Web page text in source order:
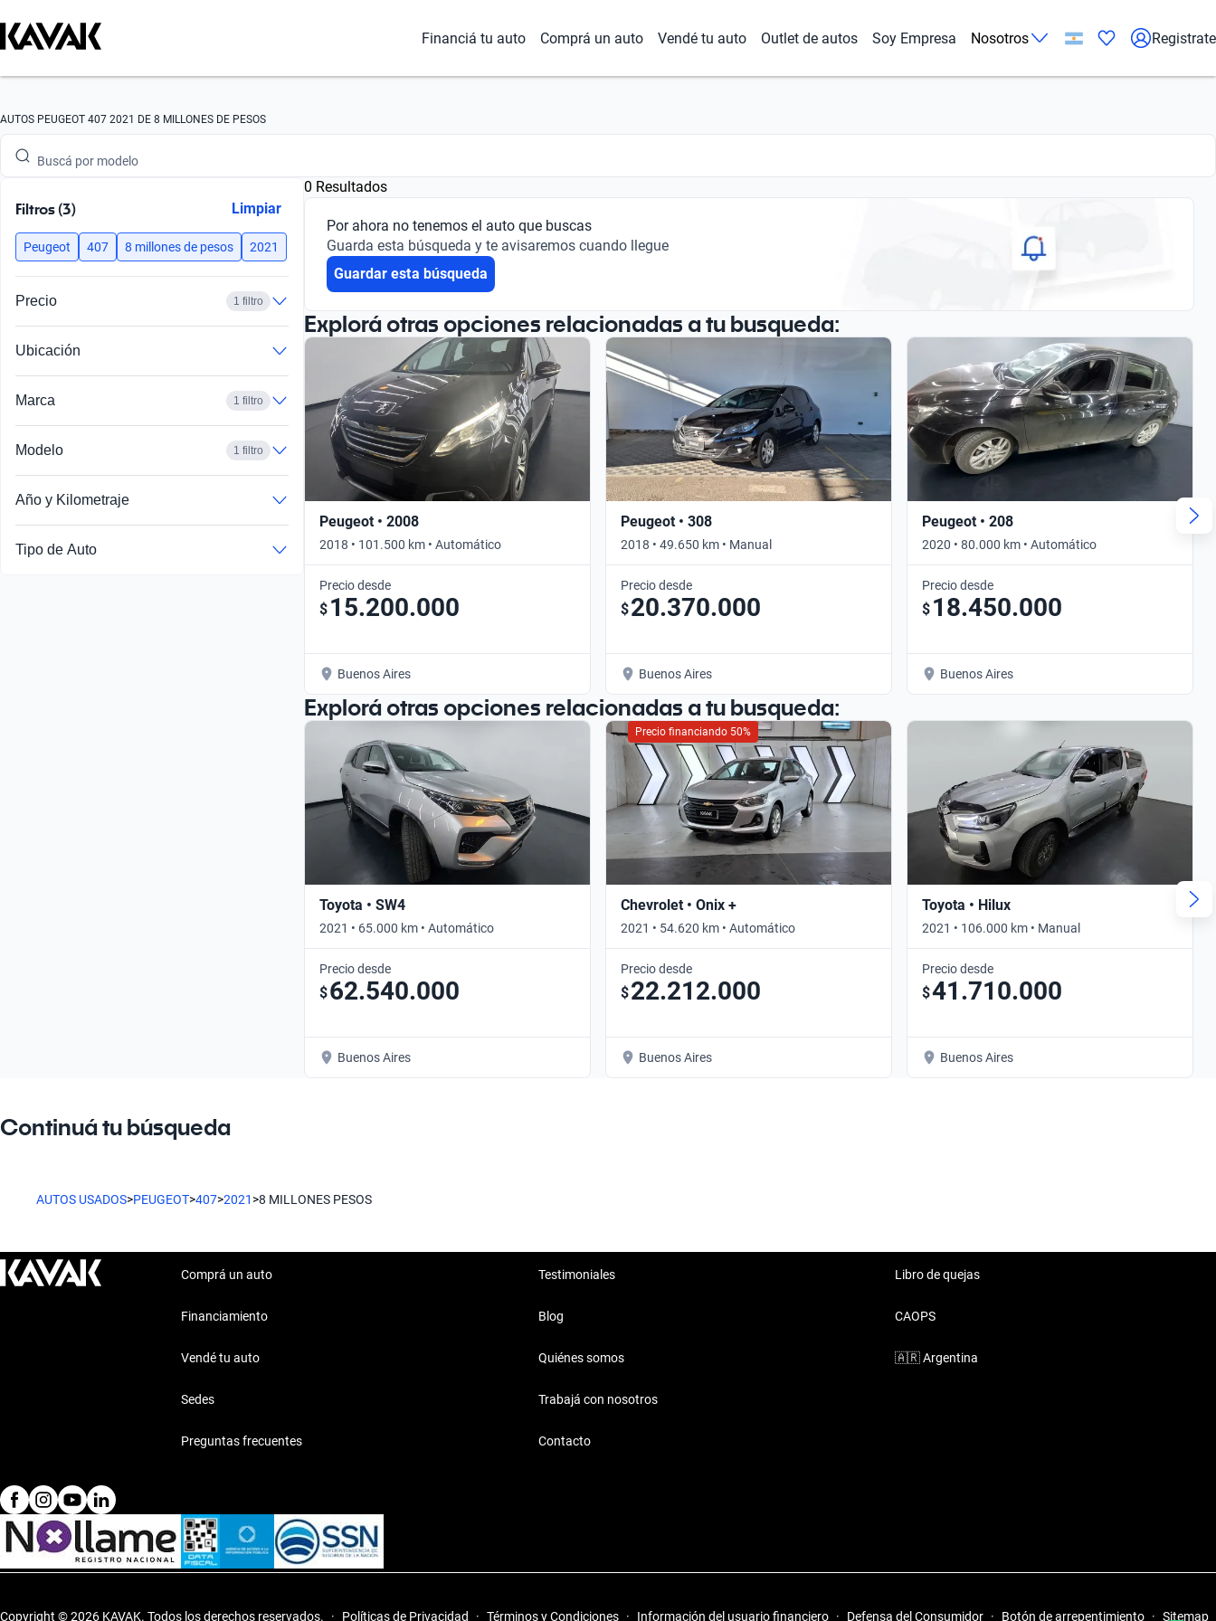
Financiá tu auto Comprá un auto Vendé tu auto Outlet de autos Soy Empresa Nosotros Registrate
AUTOS PEUGEOT 407 2021 DE 8 MILLONES DE PESOS
Buscá por marca
Buscá por modelo
Buscá por año
Buscá por marca
Buscá por versión
Buscá por año
Filtros (3) Limpiar
Peugeot 407 8 millones de pesos 2021
Precio 1 filtro
Ubicación
Marca 1 filtro
Modelo 1 filtro
Año y Kilometraje
Tipo de Auto
0 Resultados
Por ahora no tenemos el auto que buscas
Guarda esta búsqueda y te avisaremos cuando llegue
Guardar esta búsqueda
Explorá otras opciones relacionadas a tu busqueda:
Peugeot • 2008
2018 • 101.500 km • Automático
Precio desde
$ 15.200.000
Buenos Aires
Peugeot • 308
2018 • 49.650 km • Manual
Precio desde
$20.370.000
Buenos Aires
Peugeot • 208
2020 • 80.000 km • Automático
Precio desde
$ 18.450.000
Buenos Aires
Explorá otras opciones relacionadas a tu busqueda:
Toyota • SW4
2021 • 65.000 km • Automático
Precio desde
$62.540.000
Buenos Aires
Precio financiando 50%
Chevrolet • Onix +
2021 • 54.620 km • Automático
Precio desde
$22.212.000
Buenos Aires
Toyota • Hilux
2021 • 106.000 km • Manual
Precio desde
$41.710.000
Buenos Aires
Continuá tu búsqueda
AUTOS USADOS>PEUGEOT>407>2021 >8 MILLONES PESOS
Comprá un auto
Financiamiento
Vendé tu auto
Sedes
Preguntas frecuentes
Testimoniales
Blog
Quiénes somos
Trabajá con nosotros
Contacto
Libro de quejas
CAOPS
🇦🇷 Argentina
Copyright © 2026 KAVAK. Todos los derechos reservados. · Políticas de Privacidad · Términos y Condiciones · Información del usuario financiero · Defensa del Consumidor · Botón de arrepentimiento · Sitemap